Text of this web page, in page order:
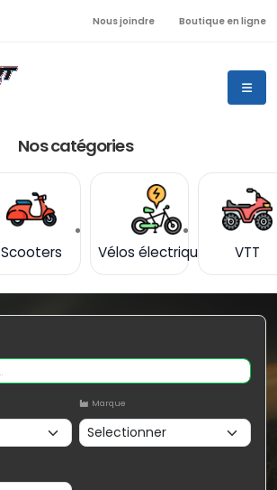
Nous joindre Boutique en ligne
Nos catégories
Scooters Vélos électriques VTT
Marque